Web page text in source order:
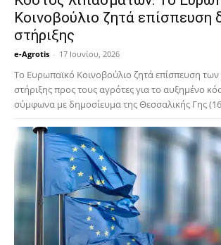
Κοινοβούλιο ζητά επίσπευση
στήριξης
e-Agrotis - 17 Ιουνίου, 2026
Το Ευρωπαϊκό Κοινοβούλιο ζητά επίσπευση των
στήριξης προς τους αγρότες για το αυξημένο
σύμφωνα με δημοσίευμα της Θεσσαλικής Γης (16